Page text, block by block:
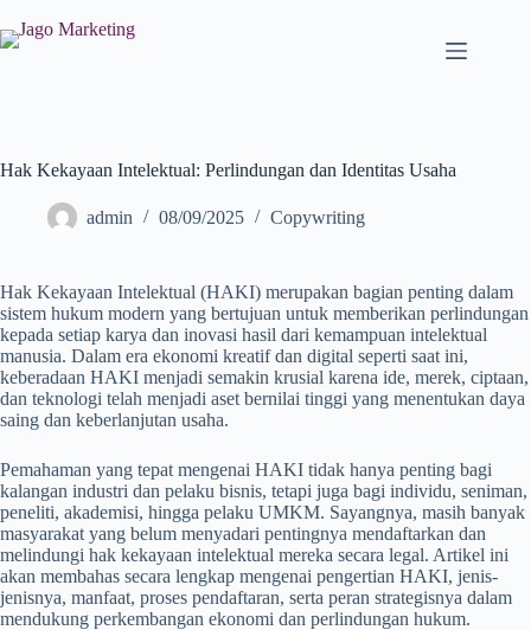
Hak Kekayaan Intelektual: Perlindungan dan Identitas Usaha
admin 08/09/2025 Copywriting
Hak Kekayaan Intelektual (HAKI) merupakan bagian penting dalam
sistem hukum modern yang bertujuan untuk memberikan perlindungan
kepada setiap karya dan inovasi hasil dari kemampuan intelektual
manusia. Dalam era ekonomi kreatif dan digital seperti saat ini,
keberadaan HAKI menjadi semakin krusial karena ide, merek, ciptaan,
dan teknologi telah menjadi aset bernilai tinggi yang menentukan daya
saing dan keberlanjutan usaha.
Pemahaman yang tepat mengenai HAKI tidak hanya penting bagi
kalangan industri dan pelaku bisnis, tetapi juga bagi individu, seniman,
peneliti, akademisi, hingga pelaku UMKM. Sayangnya, masih banyak
masyarakat yang belum menyadari pentingnya mendaftarkan dan
melindungi hak kekayaan intelektual mereka secara legal. Artikel ini
akan membahas secara lengkap mengenai pengertian HAKI, jenis-
jenisnya, manfaat, proses pendaftaran, serta peran strategisnya dalam
mendukung perkembangan ekonomi dan perlindungan hukum.